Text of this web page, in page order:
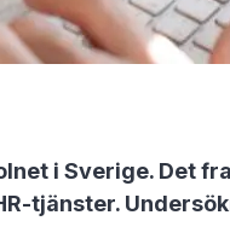
i Sverige. Det
tjänster.